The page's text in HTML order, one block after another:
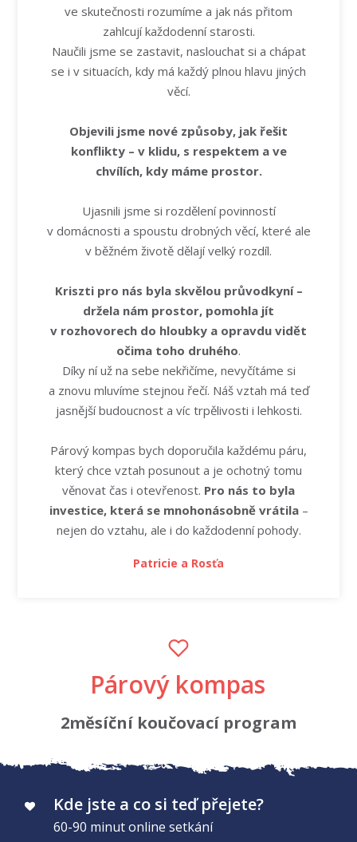
ve skutečnosti rozumíme a jak nás přitom
zahlcují každodenní starosti.
Naučili jsme se zastavit, naslouchat si a chápat
se i v situacích, kdy má každý plnou hlavu jiných
věcí.
Objevili jsme nové způsoby, jak řešit
konflikty – v klidu, s respektem a ve
chvílích, kdy máme prostor.
Ujasnili jsme si rozdělení povinností
v domácnosti a spoustu drobných věcí, které ale
v běžném životě dělají velký rozdíl.
Kriszti pro nás byla skvělou průvodkyní –
držela nám prostor, pomohla jít
v rozhovorech do hloubky a opravdu vidět
očima toho druhého.
Díky ní už na sebe nekřičíme, nevyčítáme si
a znovu mluvíme stejnou řečí. Náš vztah má teď
jasnější budoucnost a víc trpělivosti i lehkosti.
Párový kompas bych doporučila každému páru,
který chce vztah posunout a je ochotný tomu
věnovat čas i otevřenost. Pro nás to byla
investice, která se mnohonásobně vrátila–
nejen do vztahu, ale i do každodenní pohody.
Patricie a Rosťa
Párový kompas
2měsíční koučovací program
Kde jste a co si teď přejete?
60-90 minut online setkání